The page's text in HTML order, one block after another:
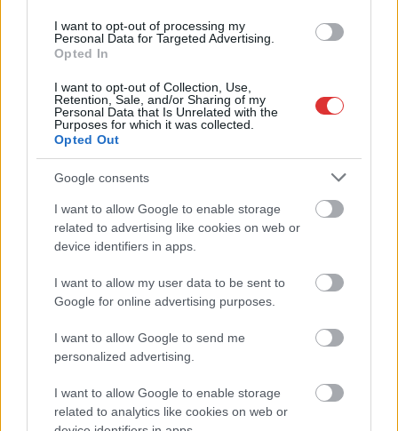
I want to opt-out of processing my
Personal Data for Targeted Advertising.
Opted In
I want to opt-out of Collection, Use,
Retention, Sale, and/or Sharing of my
Personal Data that Is Unrelated with the
Purposes for which it was collected.
Opted Out
Google consents
I want to allow Google to enable storage
related to advertising like cookies on web or
device identifiers in apps.
I want to allow my user data to be sent to
Google for online advertising purposes.
I want to allow Google to send me
personalized advertising.
I want to allow Google to enable storage
related to analytics like cookies on web or
2026.08.07. Farkas András
Ön szerint hogy készül a hamisítatlan szolnoki
habos isler?
Igazi retró klasszikus desszert, amelyet generációk óta
szeretnek, és amelyet sokan ma is próbálnak otthon
újraalkotni....
Szolnok